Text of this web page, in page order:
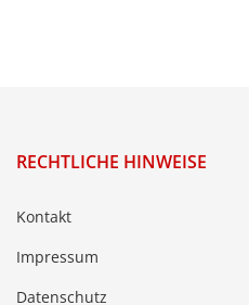
RECHTLICHE HINWEISE
Kontakt
Impressum
Datenschutz